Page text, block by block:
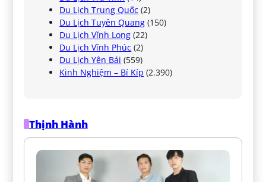
Du Lịch Trung Quốc (2)
Du Lịch Tuyên Quang (150)
Du Lịch Vĩnh Long (22)
Du Lịch Vĩnh Phúc (2)
Du Lịch Yên Bái (559)
Kinh Nghiệm – Bí Kíp (2.390)
Thịnh Hành